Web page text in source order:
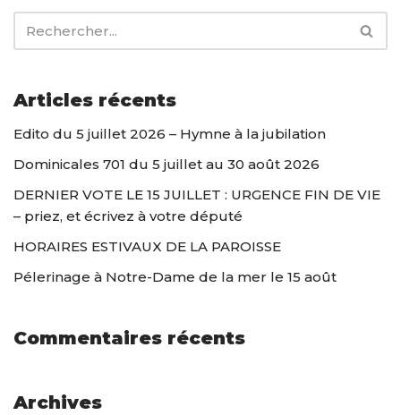
Articles récents
Edito du 5 juillet 2026 – Hymne à la jubilation
Dominicales 701 du 5 juillet au 30 août 2026
DERNIER VOTE LE 15 JUILLET : URGENCE FIN DE VIE
– priez, et écrivez à votre député
HORAIRES ESTIVAUX DE LA PAROISSE
Pélerinage à Notre-Dame de la mer le 15 août
Commentaires récents
Archives